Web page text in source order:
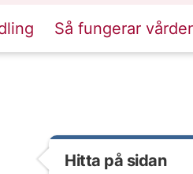
Så fungerar
Hitta på sidan